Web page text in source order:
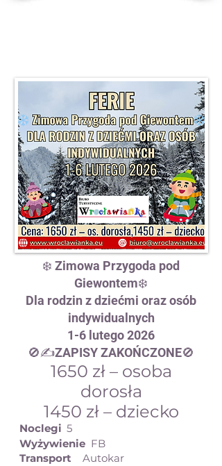
❄️ Zimowa Przygoda pod
Giewontem❄️
Dla rodzin z dziećmi oraz osób
indywidualnych
1-6 lutego 2026
🚫✍️ZAPISY ZAKOŃCZONE🚫
1650 zł – osoba
dorosła
1450 zł – dziecko
Noclegi 5
Wyżywienie FB
Transport
Autokar